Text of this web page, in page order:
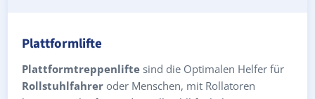
Plattformlifte
Plattformtreppenlifte sind die Optimalen Helfer für
Rollstuhlfahrer oder Menschen, mit Rollatoren